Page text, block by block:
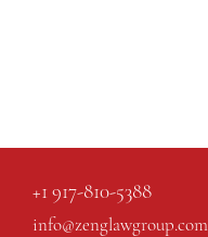
+1 917-810-5388
info@zenglawgroup.com